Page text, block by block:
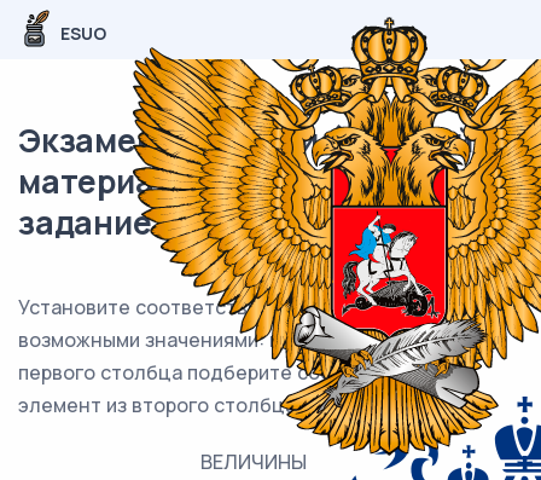
ESUO
Экзаменационный (типовой)
материал ЕГЭ / База / 02
задание / 229
Установите соответствие между величинами и их
возможными значениями: к каждому элементу
первого столбца подберите соответствующий
элемент из второго столбца.
ВЕЛИЧИНЫ